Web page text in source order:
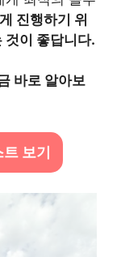
진행하기 위
것이 좋답니다.
바로 알아보
보기